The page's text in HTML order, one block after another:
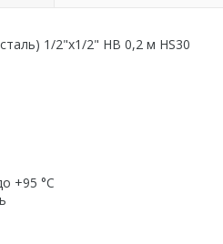
1/2"х1/2" НВ 0,2 м HS30
+95 °C